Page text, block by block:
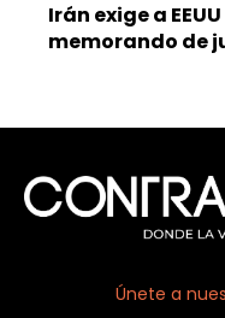
Irán exige a
memorando de
Únete a